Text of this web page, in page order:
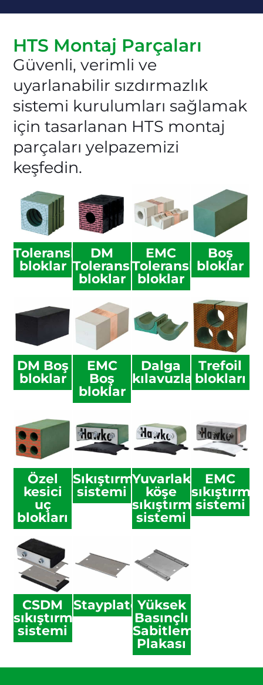
HTS Montaj Parçaları
Güvenli, verimli ve
uyarlanabilir sızdırmazlık
sistemi kurulumları sağlamak
için tasarlanan HTS montaj
parçaları yelpazemizi
keşfedin.
Toleranslı
bloklar
DM
Toleranslı
bloklar
EMC
Toleranslı
bloklar
Boş
bloklar
DM Boş
bloklar
EMC
Boş
bloklar
Dalga
kılavuzları
Trefoil
blokları
Özel
kesici
uç
blokları
Sıkıştırma
sistemi
Yuvarlak
köşe
sıkıştırma
sistemi
EMC
sıkıştırma
sistemi
CSDM
sıkıştırma
sistemi
StayplateYüksek
Basınçlı
Sabitleme
Plakası